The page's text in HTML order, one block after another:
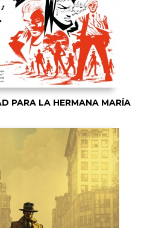
PARA LA HERMANA MARÍA